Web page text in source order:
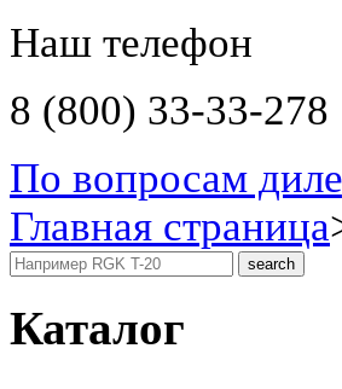
Наш телефон
8 (800) 33-33-278
По вопросам
Главная страница
Каталог